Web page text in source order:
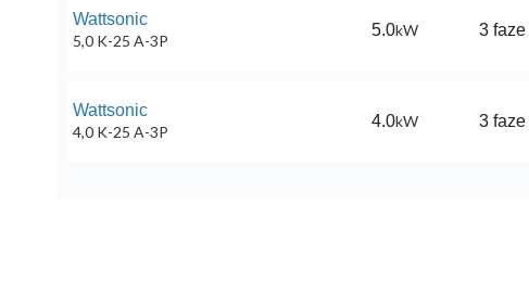
Wattsonic
5,0 K-25 A-3P
5.0kW 3 faze
Wattsonic
4,0 K-25 A-3P
4.0kW 3 faze